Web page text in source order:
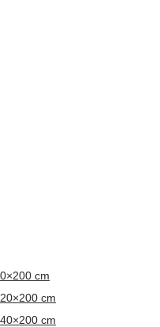
cm
cm
cm